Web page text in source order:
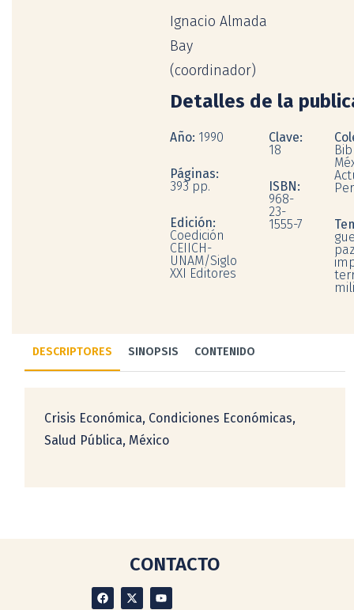
Ignacio Almada
Bay
(coordinador)
Detalles de la
Año: 1990
Páginas:
393 pp.
Edición:
Coedición
CEIICH-
UNAM/Siglo
XXI Editores
Clave:
18
ISBN:
968-
23-
1555-7
DESCRIPTORES SINOPSIS CONTENIDO
Crisis Económica, Condiciones Económicas,
Salud Pública, México
CONTACTO